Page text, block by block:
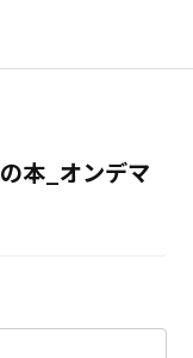
本_オンデマ